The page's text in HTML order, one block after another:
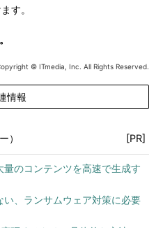
す。
© ITmedia, Inc. All Rights Reserved.
情報
） [PR]
のコンテンツを高速で生成す
、ランサムウェア対策に必要